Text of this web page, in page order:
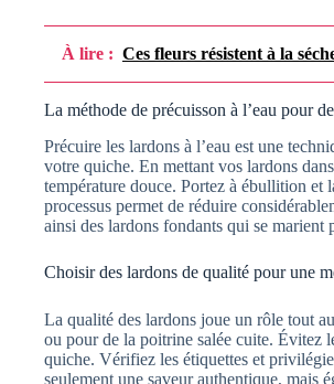
À lire : Ces fleurs résistent à la
La méthode de précuisson à l’eau pour
Précuire les lardons à l’eau est une
votre quiche. En mettant vos lardons
température douce. Portez à ébullition et
processus permet de réduire
ainsi des lardons fondants qui se marient
Choisir des lardons de qualité pour une
La qualité des lardons joue un rôle tout
ou pour de la poitrine salée cuite. Évitez
quiche. Vérifiez les étiquettes et
seulement une saveur authentique, mais